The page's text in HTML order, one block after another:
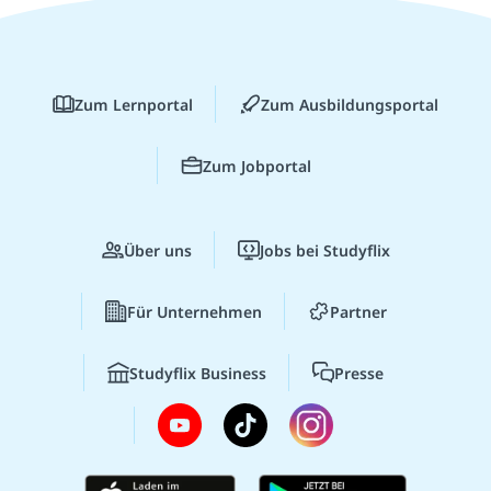
Zum Lernportal Zum Ausbildungsportal
Zum Jobportal
Über uns Jobs bei Studyflix
Für Unternehmen Partner
Studyflix Business Presse